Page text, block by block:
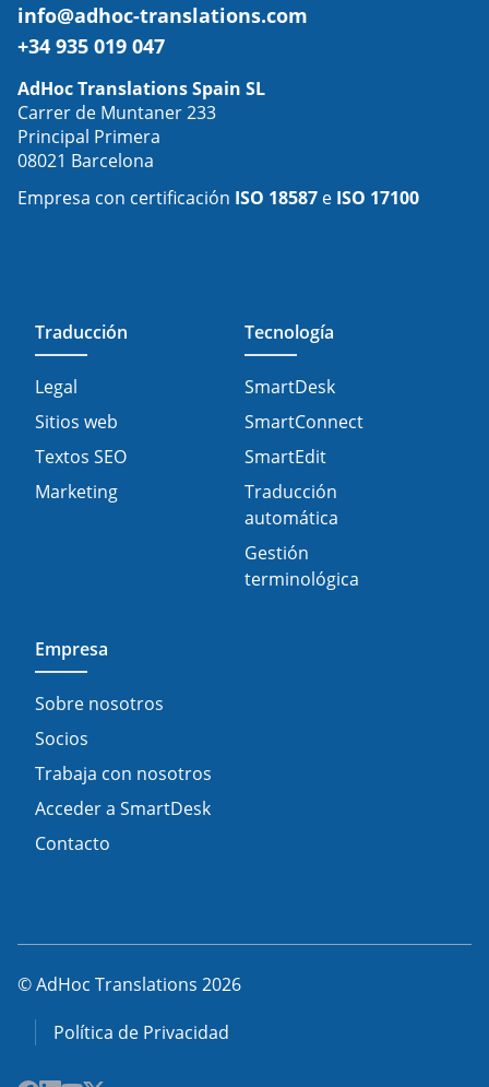
info@adhoc-translations.com
+34 935 019 047
AdHoc Translations Spain SL
Carrer de Muntaner 233
Principal Primera
08021 Barcelona
Empresa con certificación ISO 18587 e ISO 17100
Traducción
Legal
Sitios web
Textos SEO
Marketing
Tecnología
SmartDesk
SmartConnect
SmartEdit
Traducción
automática
Gestión
terminológica
Empresa
Sobre nosotros
Socios
Trabaja con nosotros
Acceder a SmartDesk
Contacto
© AdHoc Translations 2026
Política de Privacidad